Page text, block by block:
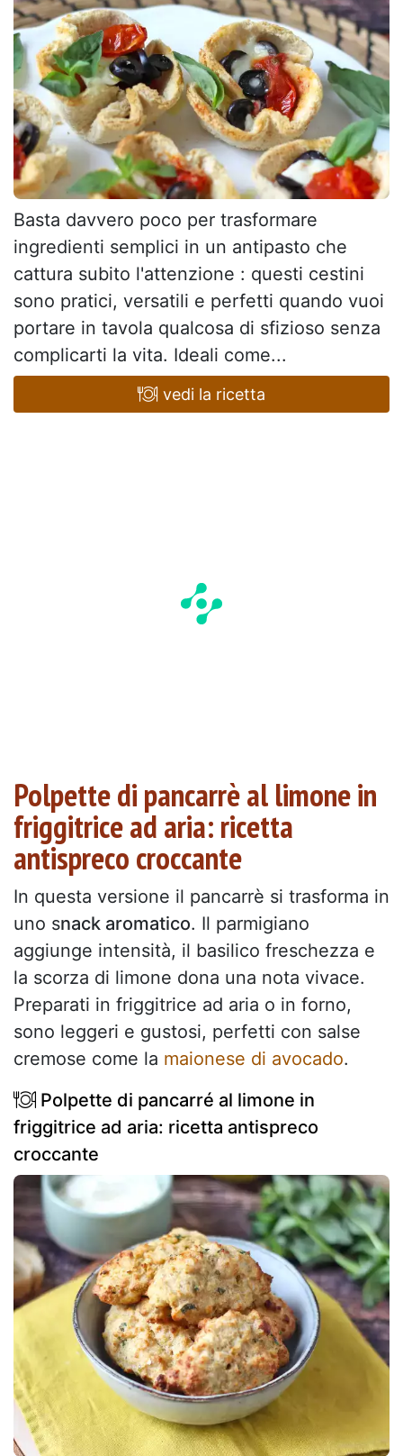
Basta davvero poco per trasformare
ingredienti semplici in un antipasto che
cattura subito l'attenzione : questi cestini
sono pratici, versatili e perfetti quando vuoi
portare in tavola qualcosa di sfizioso senza
complicarti la vita. Ideali come...
vedi la ricetta
Polpette di pancarrè al limone in
friggitrice ad aria: ricetta
antispreco croccante
In questa versione il pancarrè si trasforma in
uno snack aromatico. Il parmigiano
aggiunge intensità, il basilico freschezza e
la scorza di limone dona una nota vivace.
Preparati in friggitrice ad aria o in forno,
sono leggeri e gustosi, perfetti con salse
cremose come la maionese di avocado.
Polpette di pancarré al limone in
friggitrice ad aria: ricetta antispreco
croccante